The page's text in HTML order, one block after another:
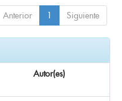
Anterior 1 Siguiente
Autor(es)